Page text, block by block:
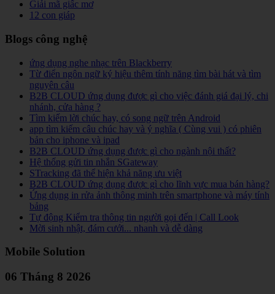
Giải mã giấc mơ
12 con giáp
Blogs công nghệ
ứng dụng nghe nhạc trên Blackberry
Từ điển ngôn ngữ ký hiệu thêm tính năng tìm bài hát và tìm
nguyên câu
B2B CLOUD ứng dụng được gì cho việc đánh giá đại lý, chi
nhánh, cửa hàng ?
Tìm kiếm lời chúc hay, có song ngữ trên Android
app tìm kiếm câu chúc hay và ý nghĩa ( Cùng vui ) có phiên
bản cho iphone và ipad
B2B CLOUD ứng dụng được gì cho ngành nội thất?
Hệ thống gửi tin nhắn SGateway
STracking đã thể hiện khả năng ưu việt
B2B CLOUD ứng dụng được gì cho lĩnh vực mua bán hàng?
Ứng dụng in rửa ảnh thông minh trên smartphone và máy tính
bảng
Tự động Kiểm tra thông tin người gọi đến | Call Look
Mời sinh nhật, đám cưới... nhanh và dễ dàng
Mobile Solution
06 Tháng 8 2026